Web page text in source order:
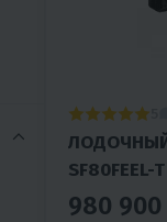
ЛОДОЧНЫЙ
SF80FEEL-
980 900